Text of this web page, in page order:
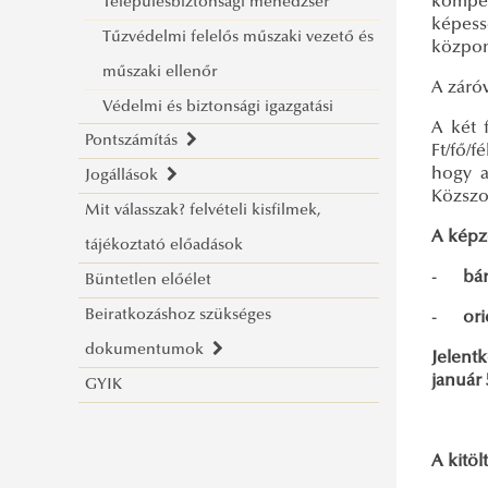
szak
Tűzvédelmi mérnöki
mesterképzési szak
Tűzvédelmi felelős műszaki vezető és
műszaki ellenőr
Védelmi és biztonsági igazgatási
Pontszámítás
Pontszámítás
Intézményi (többlet)pontok
Felvételi tárgyak
Jogállások
Tudnivalók
Tisztjelölt hallgató
Kettős jogállású hallgató
Közszolgálati ösztöndíjas hallgató
Önköltséges hallgató
Mit válasszak? felvételi kisfilmek,
tájékoztató előadások
Büntetlen előélet
Beiratkozáshoz szükséges
dokumentumok
NAPPALI tájékoztatók
GYIK
A
A két
Ft/fő/
hogy
A
-
-
január
A